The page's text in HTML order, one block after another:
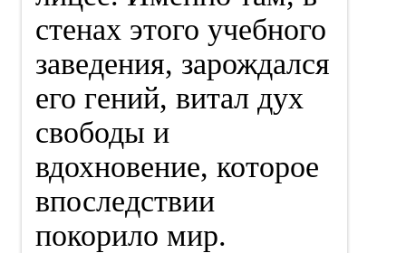
стенах этого учебного
заведения, зарождался
его гений, витал дух
свободы и
вдохновение, которое
впоследствии
покорило мир.